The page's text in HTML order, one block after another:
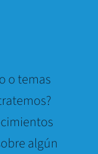
o temas
algún